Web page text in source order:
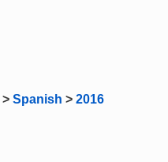
> Spanish > 2016